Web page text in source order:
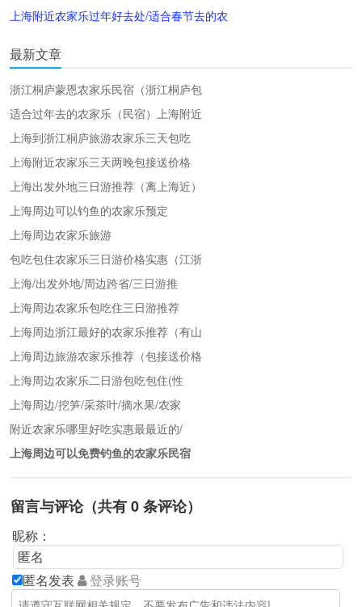
上海附近农家乐过年好去处/适合春节去的农
最新文章
浙江桐庐蒙恩农家乐民宿（浙江桐庐包
适合过年去的农家乐（民宿）上海附近
上海到浙江桐庐旅游农家乐三天包吃
上海附近农家乐三天两晚包接送价格
上海出发外地三日游推荐（离上海近）
上海周边可以钓鱼的农家乐预定
上海周边农家乐旅游
包吃包住农家乐三日游价格实惠（江浙
上海/出发外地/周边跨省/三日游推
上海周边农家乐包吃住三日游推荐
上海周边浙江最好的农家乐推荐（有山
上海周边旅游农家乐推荐（包接送价格
上海周边农家乐二日游包吃包住(性
上海周边/挖笋/采茶叶/摘水果/农家
附近农家乐哪里好吃实惠最最近的/
上海周边可以免费钓鱼的农家乐民宿
留言与评论（共有0条评论）
昵称：
匿名发表 登录账号